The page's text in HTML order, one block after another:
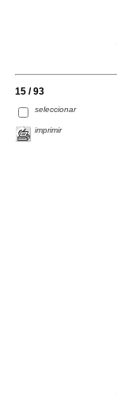
15 / 93
seleccionar
imprimir